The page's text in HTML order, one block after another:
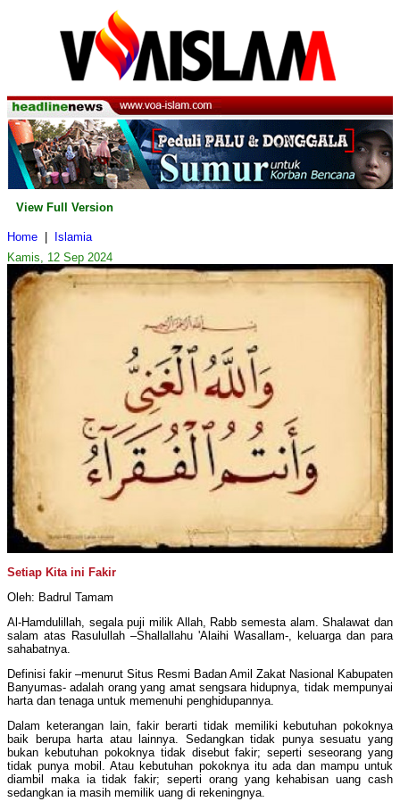
View Full Version
Home
Islamia
Kamis, 12 Sep 2024
Setiap Kita ini Fakir
Oleh: Badrul Tamam
Al-Hamdulillah, segala puji milik Allah, Rabb semesta alam. Shalawat dan
salam atas Rasulullah –Shallallahu 'Alaihi Wasallam-, keluarga dan para
sahabatnya.
Definisi fakir –menurut Situs Resmi Badan Amil Zakat Nasional Kabupaten
Banyumas- adalah orang yang amat sengsara hidupnya, tidak mempunyai
harta dan tenaga untuk memenuhi penghidupannya.
Dalam keterangan lain, fakir berarti tidak memiliki kebutuhan pokoknya
baik berupa harta atau lainnya. Sedangkan tidak punya sesuatu yang
bukan kebutuhan pokoknya tidak disebut fakir; seperti seseorang yang
tidak punya mobil. Atau kebutuhan pokoknya itu ada dan mampu untuk
diambil maka ia tidak fakir; seperti orang yang kehabisan uang cash
sedangkan ia masih memilik uang di rekeningnya.